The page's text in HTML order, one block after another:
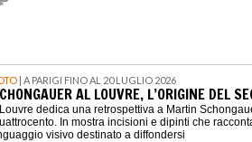
| A PARIGI FINO AL 20 LUGLIO 2026
AL LOUVRE, L’ORIGINE DEL
dedica una retrospettiva a Martin
In mostra incisioni e dipinti che
visivo destinato a diffondersi